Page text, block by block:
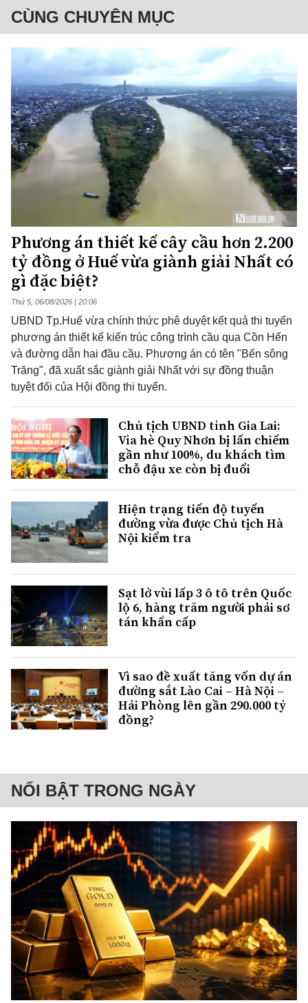
CÙNG CHUYÊN MỤC
Phương án thiết kế cây cầu hơn 2.200
tỷ đồng ở Huế vừa giành giải Nhất có
gì đặc biệt?
Thứ 5, 06/08/2026 | 20:06
UBND Tp.Huế vừa chính thức phê duyệt kết quả thi tuyển
phương án thiết kế kiến trúc công trình cầu qua Cồn Hến
và đường dẫn hai đầu cầu. Phương án có tên "Bến sông
Trăng", đã xuất sắc giành giải Nhất với sự đồng thuận
tuyệt đối của Hội đồng thi tuyển.
Chủ tịch UBND tỉnh Gia Lai:
Vỉa hè Quy Nhơn bị lấn chiếm
gần như 100%, du khách tìm
chỗ đậu xe còn bị đuổi
Hiện trạng tiến độ tuyến
đường vừa được Chủ tịch Hà
Nội kiểm tra
Sạt lở vùi lấp 3 ô tô trên Quốc
lộ 6, hàng trăm người phải sơ
tán khẩn cấp
Vì sao đề xuất tăng vốn dự án
đường sắt Lào Cai – Hà Nội –
Hải Phòng lên gần 290.000 tỷ
đồng?
NỔI BẬT TRONG NGÀY